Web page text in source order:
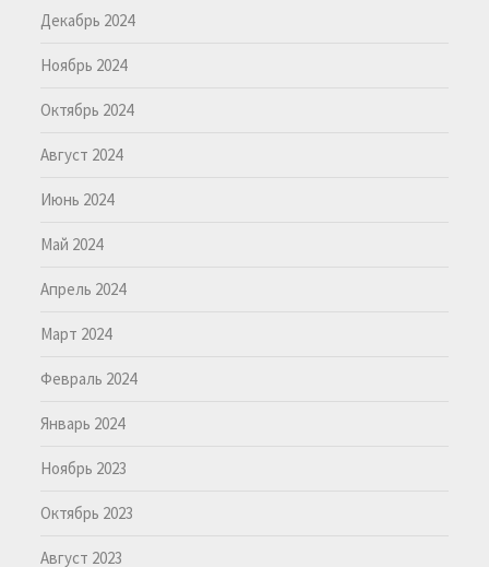
Декабрь 2024
Ноябрь 2024
Октябрь 2024
Август 2024
Июнь 2024
Май 2024
Апрель 2024
Март 2024
Февраль 2024
Январь 2024
Ноябрь 2023
Октябрь 2023
Август 2023